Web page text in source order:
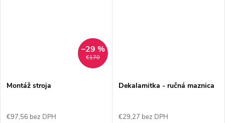
€170
–29 %
Montáž stroja
€97,56 bez DPH
Dekalamitka - ručná maznica
€29,27 bez DPH